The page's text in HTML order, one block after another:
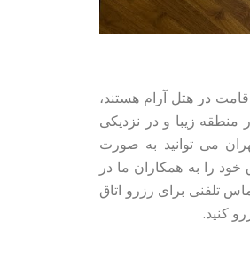
در هتل آرام هستند،
زیبا و در نزدیکی
می توانید به صورت
را به همکاران ما در
تلفنی برای رزرو اتاق
کنید.